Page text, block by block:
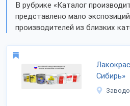
В рубрике «Каталог
представлено мало
производителей из близких
Сибирь»